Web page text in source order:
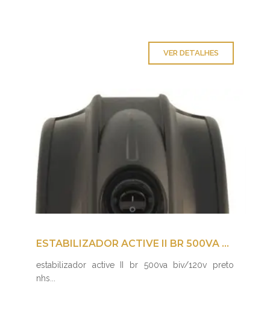
VER DETALHES
ESTABILIZADOR ACTIVE II BR 500VA BIV/120V PRETO NHS
estabilizador active II br 500va biv/120v preto
nhs...